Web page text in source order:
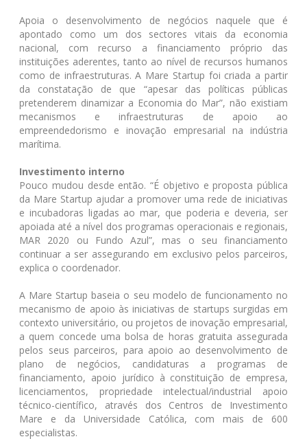
Apoia o desenvolvimento de negócios naquele que é
apontado como um dos sectores vitais da economia
nacional, com recurso a financiamento próprio das
instituições aderentes, tanto ao nível de recursos humanos
como de infraestruturas. A Mare Startup foi criada a partir
da constatação de que “apesar das políticas públicas
pretenderem dinamizar a Economia do Mar”, não existiam
mecanismos e infraestruturas de apoio ao
empreendedorismo e inovação empresarial na indústria
marítima.
Investimento interno
Pouco mudou desde então. “É objetivo e proposta pública
da Mare Startup ajudar a promover uma rede de iniciativas
e incubadoras ligadas ao mar, que poderia e deveria, ser
apoiada até a nível dos programas operacionais e regionais,
MAR 2020 ou Fundo Azul”, mas o seu financiamento
continuar a ser assegurando em exclusivo pelos parceiros,
explica o coordenador.
A Mare Startup baseia o seu modelo de funcionamento no
mecanismo de apoio às iniciativas de startups surgidas em
contexto universitário, ou projetos de inovação empresarial,
a quem concede uma bolsa de horas gratuita assegurada
pelos seus parceiros, para apoio ao desenvolvimento de
plano de negócios, candidaturas a programas de
financiamento, apoio jurídico à constituição de empresa,
licenciamentos, propriedade intelectual/industrial apoio
técnico-científico, através dos Centros de Investimento
Mare e da Universidade Católica, com mais de 600
especialistas.